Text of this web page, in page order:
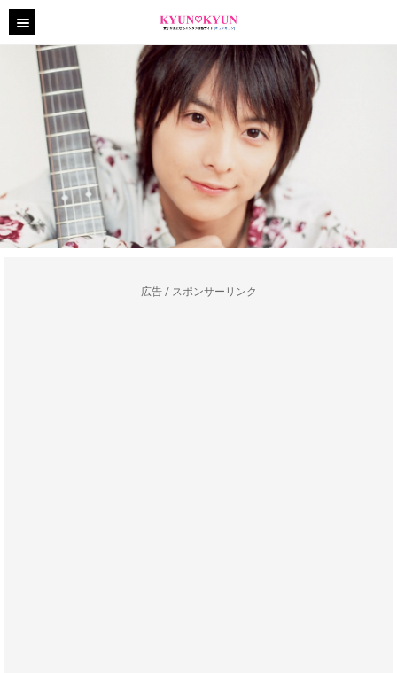
広告 / スポンサーリンク